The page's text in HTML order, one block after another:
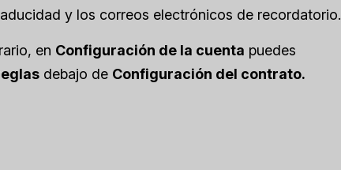
y los correos electrónicos de recordatorio.
en Configuración de la cuenta puedes
debajo de Configuración del contrato.